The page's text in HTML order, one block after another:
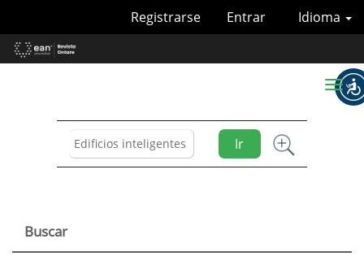
Contenido
principal
Idioma
Registrarse Entrar
Ir
Toggle
Buscar